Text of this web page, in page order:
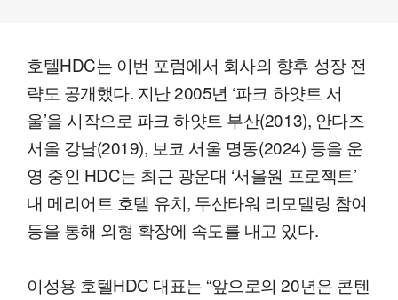
호텔HDC는 이번 포럼에서 회사의 향후 성장 전
략도 공개했다. 지난 2005년 ‘파크 하얏트 서
울’을 시작으로 파크 하얏트 부산(2013), 안다즈
서울 강남(2019), 보코 서울 명동(2024) 등을 운
영 중인 HDC는 최근 광운대 ‘서울원 프로젝트’
내 메리어트 호텔 유치, 두산타워 리모델링 참여
등을 통해 외형 확장에 속도를 내고 있다.
이성용 호텔HDC 대표는 “앞으로의 20년은 콘텐